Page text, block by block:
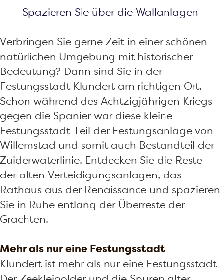
Spazieren Sie über die Wallanlagen
Verbringen Sie gerne Zeit in einer schönen
natürlichen Umgebung mit historischer
Bedeutung? Dann sind Sie in der
Festungsstadt Klundert am richtigen Ort.
Schon während des Achtzigjährigen Kriegs
gegen die Spanier war diese kleine
Festungsstadt Teil der Festungsanlage von
Willemstad und somit auch Bestandteil der
Zuiderwaterlinie. Entdecken Sie die Reste
der alten Verteidigungsanlagen, das
Rathaus aus der Renaissance und spazieren
Sie in Ruhe entlang der Überreste der
Grachten.
Mehr als nur eine Festungsstadt
Klundert ist mehr als nur eine Festungsstadt